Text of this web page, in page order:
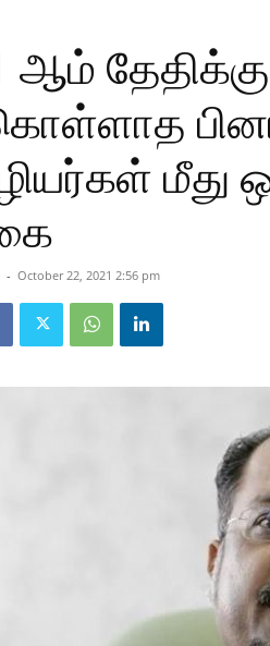
மீது
- October 22, 2021 2:56 pm